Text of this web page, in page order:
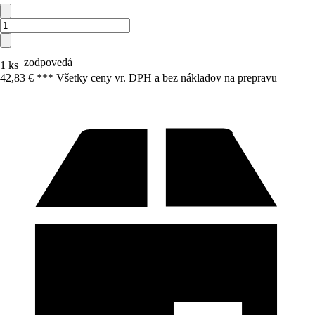
1 ks zodpovedá
42,83 € *** Všetky ceny vr. DPH a bez nákladov na prepravu